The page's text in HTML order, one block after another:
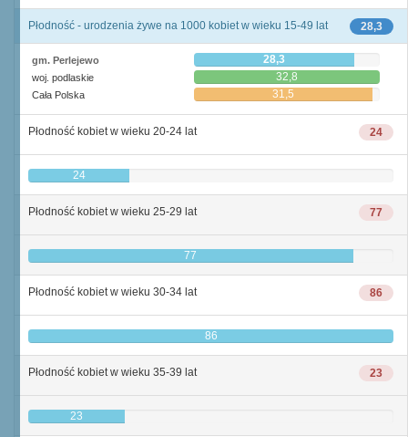
28,3
Płodność - urodzenia żywe na 1000 kobiet w wieku 15-49 lat
gm. Perlejewo 28,3
woj. podlaskie 32,8
Cała Polska 31,5
24
Płodność kobiet w wieku 20-24 lat
24
77
Płodność kobiet w wieku 25-29 lat
77
86
Płodność kobiet w wieku 30-34 lat
86
23
Płodność kobiet w wieku 35-39 lat
23